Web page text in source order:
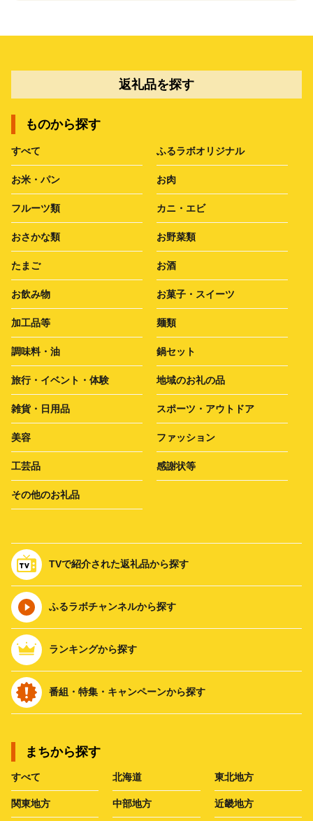
返礼品を探す
ものから探す
すべて ふるラボオリジナル
お米・パン お肉
フルーツ類 カニ・エビ
おさかな類 お野菜類
たまご お酒
お飲み物 お菓子・スイーツ
加工品等 麺類
調味料・油 鍋セット
旅行・イベント・体験 地域のお礼の品
雑貨・日用品 スポーツ・アウトドア
美容 ファッション
工芸品 感謝状等
その他のお礼品
TVで紹介された返礼品から探す
ふるラボチャンネルから探す
ランキングから探す
番組・特集・キャンペーンから探す
まちから探す
すべて 北海道 東北地方
関東地方 中部地方 近畿地方